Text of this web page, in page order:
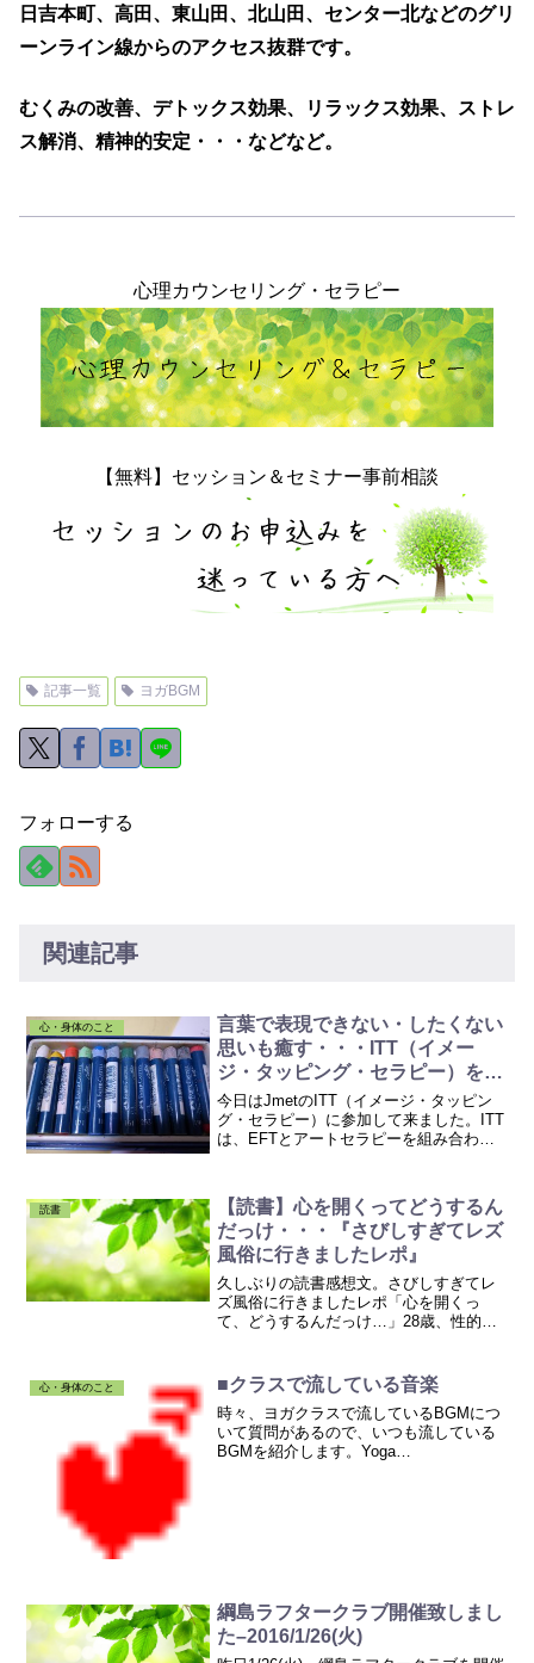
日吉本町、高田、東山田、北山田、センター北などのグリ
ーンライン線からのアクセス抜群です。
むくみの改善、デトックス効果、リラックス効果、ストレ
ス解消、精神的安定・・・などなど。
心理カウンセリング・セラピー
【無料】セッション＆セミナー事前相談
記事一覧 ヨガBGM
フォローする
関連記事
心・身体のこと
言葉で表現できない・したくない
思いも癒す・・・ITT（イメー
ジ・タッピング・セラピー）を受
講して来ました
今日はJmetのITT（イメージ・タッピン
グ・セラピー）に参加して来ました。ITT
は、EFTとアートセラピーを組み合わせ
現することができないお子さまや、感情
表現が苦...
読書
【読書】心を開くってどうするん
だっけ・・・『さびしすぎてレズ
風俗に行きましたレポ』
久しぶりの読書感想文。さびしすぎてレ
ズ風俗に行きましたレポ「心を開くっ
て、どうするんだっけ…」28歳、性的経
ろしで書籍化。高校卒業から10年間、息
苦しさを感じ...
心・身体のこと ■クラスで流している音楽
時々、ヨガクラスで流しているBGMにつ
いて質問があるので、いつも流している
BGMを紹介します。Yoga
綱島ラフタークラブ開催致しまし
た–2016/1/26(火)